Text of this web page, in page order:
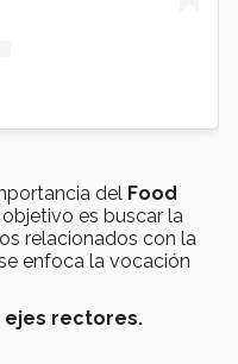
del Food
es buscar la
relacionados con la
enfoca la vocación
ejes rectores.